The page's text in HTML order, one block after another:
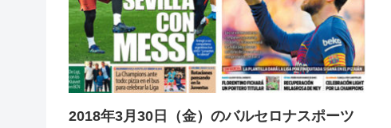
2018年3月30日（金）のバルセロナスポーツ